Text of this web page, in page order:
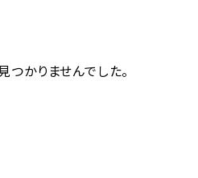
かりませんでした。